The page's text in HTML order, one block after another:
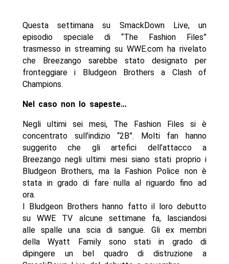
Questa settimana su SmackDown Live, un
episodio speciale di “The Fashion Files”
trasmesso in streaming su WWE.com ha rivelato
che Breezango sarebbe stato designato per
fronteggiare i Bludgeon Brothers a Clash of
Champions.
Nel caso non lo sapeste…
Negli ultimi sei mesi, The Fashion Files si è
concentrato sull’indizio “2B”. Molti fan hanno
suggerito che gli artefici dell’attacco a
Breezango negli ultimi mesi siano stati proprio i
Bludgeon Brothers, ma la Fashion Police non è
stata in grado di fare nulla al riguardo fino ad
ora.
I Bludgeon Brothers hanno fatto il loro debutto
su WWE TV alcune settimane fa, lasciandosi
alle spalle una scia di sangue. Gli ex membri
della Wyatt Family sono stati in grado di
dipingere un bel quadro di distruzione a